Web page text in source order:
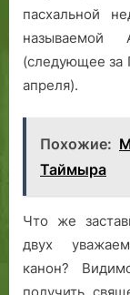
пасхальной
называемой
(следующее за
апреля).
Похожие:
Таймыра
Что же
двух
канон?